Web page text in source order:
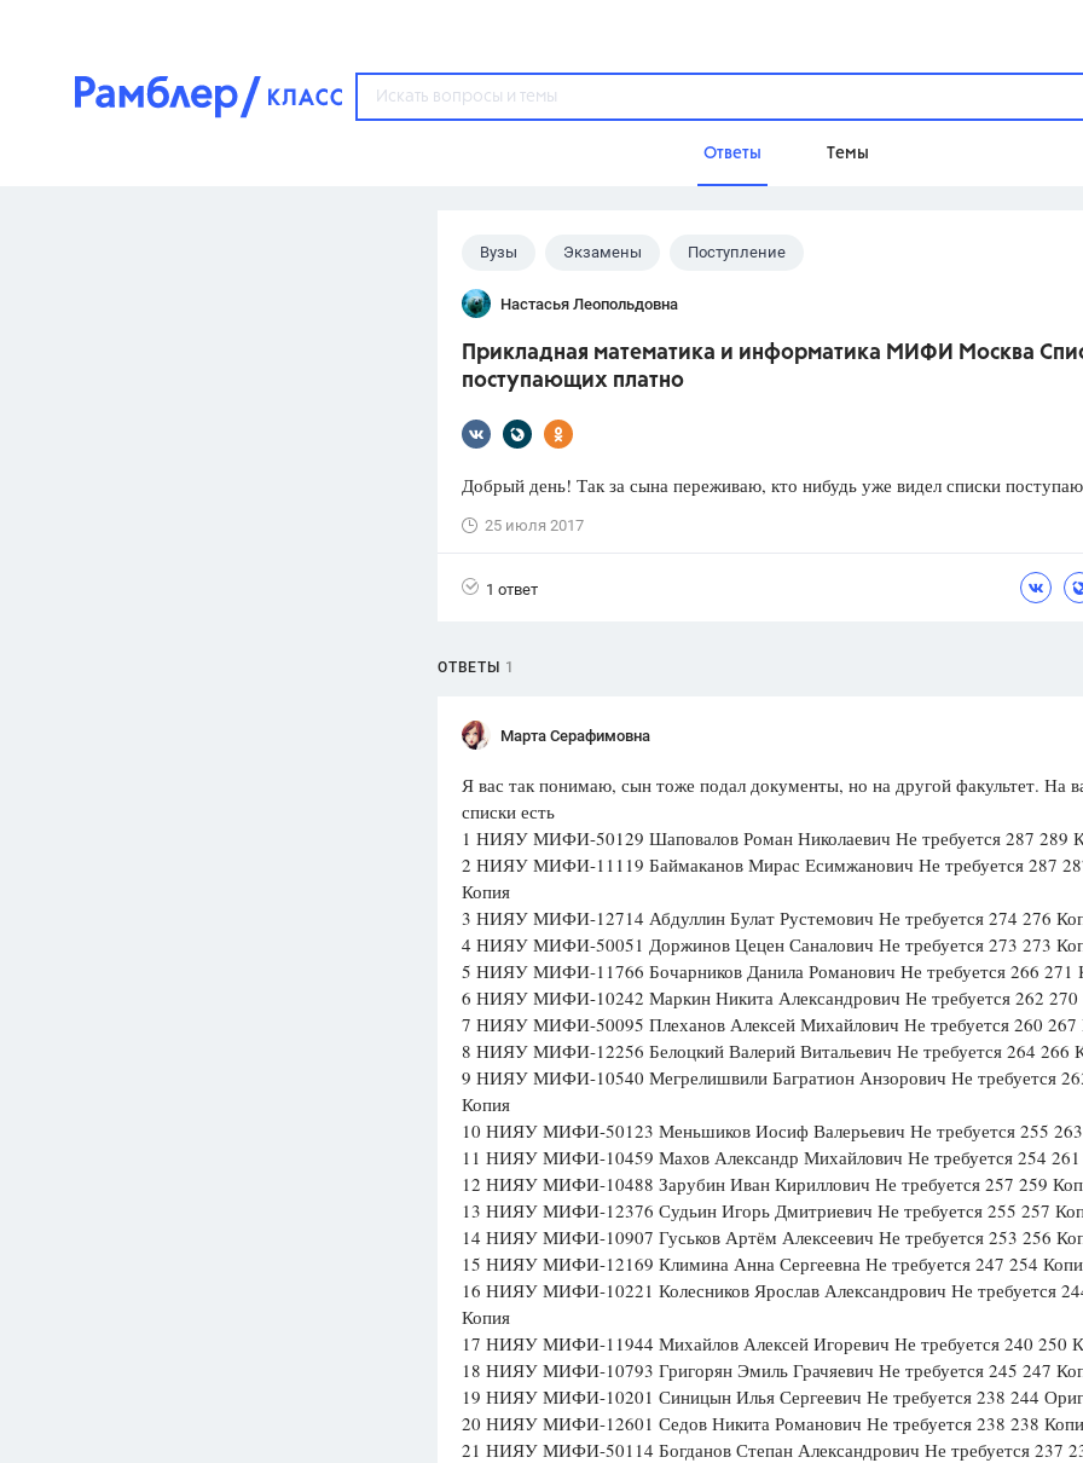
Ответы Темы
Популярные темы
ГДЗ
ОГЭ
ФИПИ
ответов
Вузы
82 ответа
Spotlight
1551 ответ
ГИА
ответов
Учебники
Вузы Экзамены Поступление
Настасья Леопольдовна
Прикладная математика и информатика МИФИ Москва
поступающих платно
Добрый день! Так за сына переживаю, кто нибудь уже видел списки
25 июля 2017
1 ответ
ОТВЕТЫ 1
Марта Серафимовна
Я вас так понимаю, сын тоже подал документы, но на другой факультет. На
списки есть
1 НИЯУ МИФИ-50129 Шаповалов Роман Николаевич Не требуется 287 289
2 НИЯУ МИФИ-11119 Баймаканов Мирас Есимжанович Не требуется 287
Копия
3 НИЯУ МИФИ-12714 Абдуллин Булат Рустемович Не требуется 274 276
4 НИЯУ МИФИ-50051 Доржинов Цецен Саналович Не требуется 273 273
5 НИЯУ МИФИ-11766 Бочарников Данила Романович Не требуется 266 271
6 НИЯУ МИФИ-10242 Маркин Никита Александрович Не требуется 262 270
7 НИЯУ МИФИ-50095 Плеханов Алексей Михайлович Не требуется 260 267
8 НИЯУ МИФИ-12256 Белоцкий Валерий Витальевич Не требуется 264 266
9 НИЯУ МИФИ-10540 Мегрелишвили Багратион Анзорович Не требуется
Копия
10 НИЯУ МИФИ-50123 Меньшиков Иосиф Валерьевич Не требуется 255
11 НИЯУ МИФИ-10459 Махов Александр Михайлович Не требуется 254
12 НИЯУ МИФИ-10488 Зарубин Иван Кириллович Не требуется 257 259
13 НИЯУ МИФИ-12376 Судьин Игорь Дмитриевич Не требуется 255 257
14 НИЯУ МИФИ-10907 Гуськов Артём Алексеевич Не требуется 253 256
15 НИЯУ МИФИ-12169 Климина Анна Сергеевна Не требуется 247 254
16 НИЯУ МИФИ-10221 Колесников Ярослав Александрович Не требуется
Копия
17 НИЯУ МИФИ-11944 Михайлов Алексей Игоревич Не требуется 240 250
18 НИЯУ МИФИ-10793 Григорян Эмиль Грачяевич Не требуется 245 247
19 НИЯУ МИФИ-10201 Синицын Илья Сергеевич Не требуется 238 244
20 НИЯУ МИФИ-12601 Седов Никита Романович Не требуется 238 238
21 НИЯУ МИФИ-50114 Богданов Степан Александрович Не требуется 237